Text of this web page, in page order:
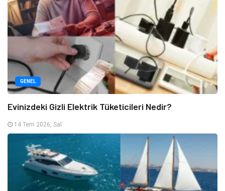
GENEL
Evinizdeki Gizli Elektrik Tüketicileri Nedir?
14 Tem 2026, Sal